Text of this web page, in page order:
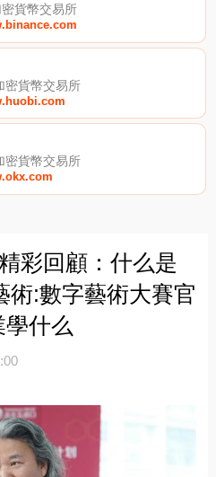
貨幣交易所
密貨幣交易所
密貨幣交易所
彩回顧：什么是
術:數字藝術大賽官
什么